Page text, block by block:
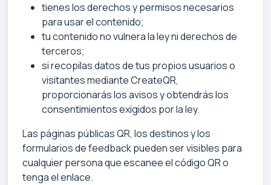
tienes los derechos y permisos necesarios
para usar el contenido;
tu contenido no vulnera la ley ni derechos de
terceros;
si recopilas datos de tus propios usuarios o
visitantes mediante CreateQR,
proporcionarás los avisos y obtendrás los
consentimientos exigidos por la ley.
Las páginas públicas QR, los destinos y los
formularios de feedback pueden ser visibles para
cualquier persona que escanee el código QR o
tenga el enlace.